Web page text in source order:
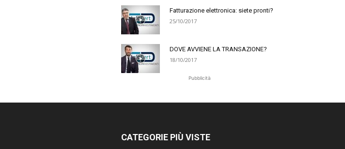
Fatturazione elettronica: siete pronti?
25/10/2017
DOVE AVVIENE LA TRANSAZIONE?
18/10/2017
Pubblicità
CATEGORIE PIÙ VISTE